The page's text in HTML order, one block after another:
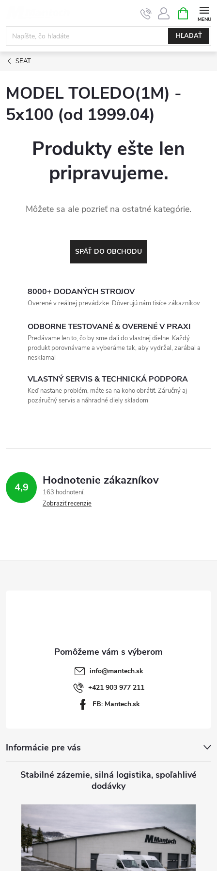
obsah
HĽADAŤ
KOŠÍK
SEAT
MODEL TOLEDO(1M) -
5x100 (od 1999.04)
Produkty ešte len
pripravujeme.
Môžete sa ale pozrieť na ostatné kategórie.
SPÄŤ DO OBCHODU
8000+ DODANÝCH STROJOV
Overené v reálnej prevádzke. Dôverujú nám tisíce zákazníkov.
ODBORNE TESTOVANÉ & OVERENÉ V PRAXI
Predávame len to, čo by sme dali do vlastnej dielne. Každý
produkt porovnávame a vyberáme tak, aby vydržal, zarábal a
nesklamal
VLASTNÝ SERVIS & TECHNICKÁ PODPORA
Keď nastane problém, máte sa na koho obrátiť. Záručný aj
pozáručný servis a náhradné diely skladom
4,9 Hodnotenie zákazníkov
163 hodnotení
Zobraziť recenzie
info@mantech.sk
+421 903 977 211
FB: Mantech.sk
Informácie pre vás
Stabilné zázemie, silná logistika, spoľahlivé
dodávky